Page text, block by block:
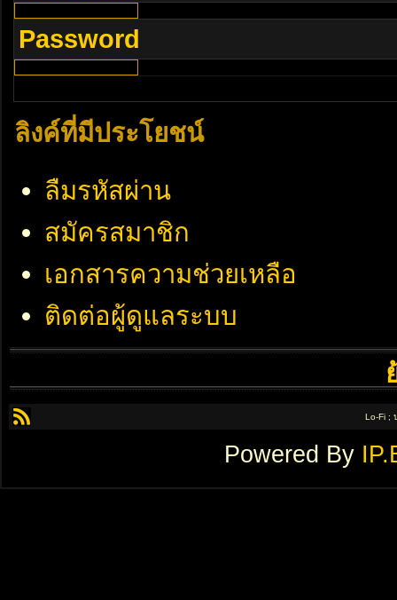
Password
ลิงค์ที่มีประโยชน์
ลืมรหัสผ่าน
สมัครสมาชิก
เอกสารความช่วยเหลือ
ติดต่อผู้ดูแลระบบ
Lo-Fi ;
Powered By